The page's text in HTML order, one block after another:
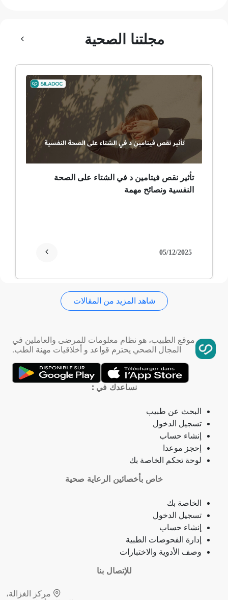
ألم وعائي وجهي
ضمور عصبي ألمي
حساسية
ثعلبة
ألزهايمر (مرض)
تمدد الأوعية الدموية
التهاب الحلق
ذبحة صدرية (مصطلح لاتيني)
فقدان الشهية
فقدان حاسة الشم
جمرة (أنثراكس)
لامبالاة
حبسة
مجلتنا الصحية
تأثير نقص فيتامين د في الشتاء على الصحة
النفسية ونصائح مهمة
05/12/2025
شاهد المزيد من المقالات
موقع الطبيب، هو نظام معلومات للمرضى والعاملين في
المجال الصحي يحترم قواعد و أخلاقيات مهنة الطب.
نساعدك في :
البحث عن طبيب
تسجيل الدخول
إنشاء حساب
إحجز موعدا
لوحة تحكم الخاصة بك
خاص بأخصائين الرعاية صحية
الخاصة بك
تسجيل الدخول
إنشاء حساب
إدارة الفحوصات الطبية
وصف الأدوية والاختبارات
للإتصال بنا
مركز الغزالة،